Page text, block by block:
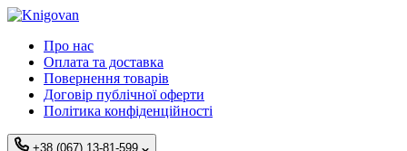
Про нас
Оплата та доставка
Повернення товарів
Договір публічної оферти
Політика конфіденційності
+38 (067) 13-81-599